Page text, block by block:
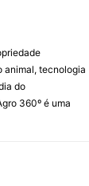
animal, tecnologia
do
360º é uma